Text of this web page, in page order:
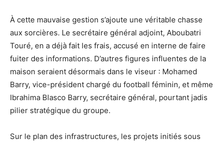
À cette mauvaise gestion s’ajoute une véritable chasse
aux sorcières. Le secrétaire général adjoint, Aboubatri
Touré, en a déjà fait les frais, accusé en interne de faire
fuiter des informations. D’autres figures influentes de la
maison seraient désormais dans le viseur : Mohamed
Barry, vice-président chargé du football féminin, et même
Ibrahima Blasco Barry, secrétaire général, pourtant jadis
pilier stratégique du groupe.
Sur le plan des infrastructures, les projets initiés sous